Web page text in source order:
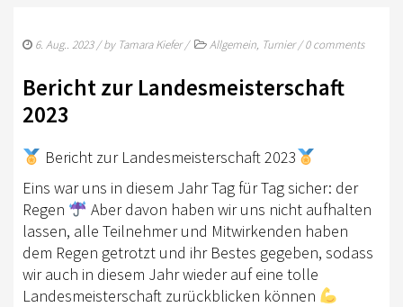
TERMINE
WESTERNREITEN
EWU BUND
LANDESVERBÄNDE
6. Aug.. 2023/ by Tamara Kiefer/ Allgemein, Turnier/0 comments
Bericht zur Landesmeisterschaft
2023
Bericht zur Landesmeisterschaft 2023
Eins war uns in diesem Jahr Tag für Tag sicher: der
Regen
Aber davon haben wir uns nicht aufhalten
lassen, alle Teilnehmer und Mitwirkenden haben
dem Regen getrotzt und ihr Bestes gegeben, sodass
wir auch in diesem Jahr wieder auf eine tolle
Landesmeisterschaft zurückblicken können